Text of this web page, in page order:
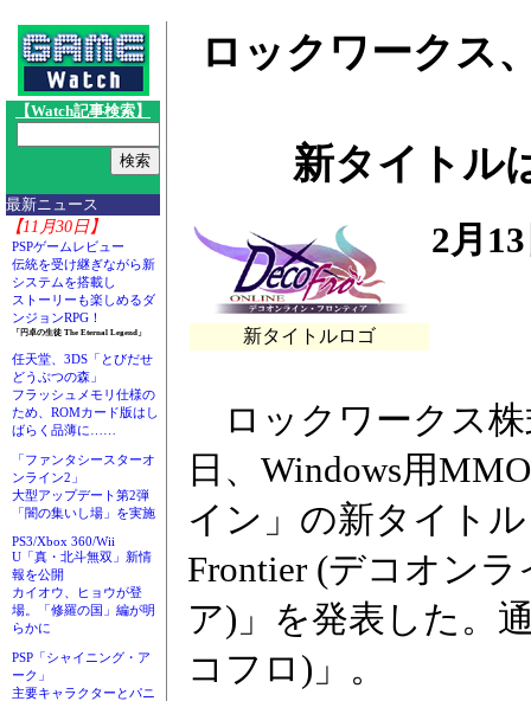
【Watch記事検索】
最新ニュース
【11月30日】
PSPゲームレビュー
伝統を受け継ぎながら新
システムを搭載し
ストーリーも楽しめるダ
ンジョンRPG！
「円卓の生徒 The Eternal Legend」
任天堂、3DS「とびだせ
どうぶつの森」
フラッシュメモリ仕様の
ため、ROMカード版はし
ばらく品薄に……
「ファンタシースターオ
ンライン2」
大型アップデート第2弾
「闇の集いし場」を実施
PS3/Xbox 360/Wii
U「真・北斗無双」新情
報を公開
カイオウ、ヒョウが登
場。「修羅の国」編が明
らかに
PSP「シャイニング・ア
ーク」
主要キャラクターとパニ
ロックワークス
新タイトル
新タイトルロゴ
2月
ロックワークス株
日、Windows用
イン」の新タイトル
Frontier (デコオン
ア)」を発表した。
コフロ)」。